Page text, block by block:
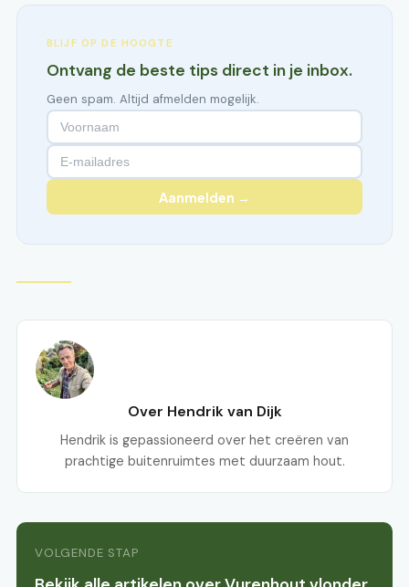
BLIJF OP DE HOOGTE
Ontvang de beste tips direct in je inbox.
Geen spam. Altijd afmelden mogelijk.
Aanmelden →
Over Hendrik van Dijk
Hendrik is gepassioneerd over het creëren van
prachtige buitenruimtes met duurzaam hout.
VOLGENDE STAP